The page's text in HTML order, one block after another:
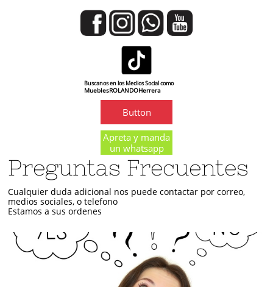
Buscanos en los Medios Social como
MueblesROLANDOHerrera
Button
Apreta y manda
un whatsapp
Preguntas Frecuentes
Cualquier duda adicional nos puede contactar por correo,
medios sociales, o telefono
Estamos a sus ordenes